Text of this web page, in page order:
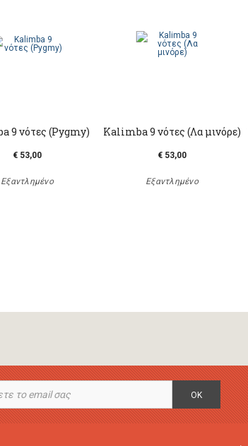
9 νότες (Pygmy)
€ 53,00
Εξαντλημένο
Kalimba 9 νότες (Λα μινόρε)
€ 53,00
Εξαντλημένο
OK